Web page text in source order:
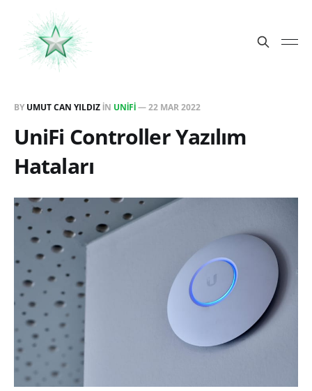
BY UMUT CAN YILDIZ IN UNIFI—22 MAR 2022
UniFi Controller Yazılım
Hataları